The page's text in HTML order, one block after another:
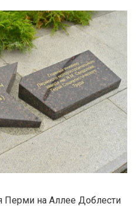
Перми на Аллее Доблести